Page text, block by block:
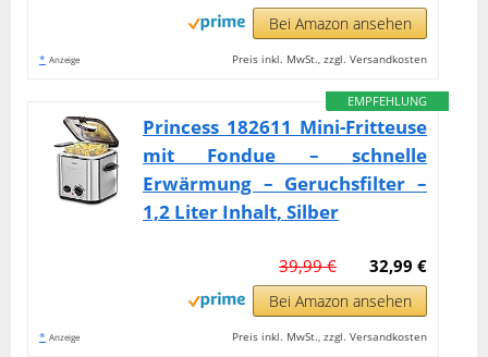
Bei Amazon ansehen
* Anzeige Preis inkl. MwSt., zzgl. Versandkosten
EMPFEHLUNG
Princess 182611 Mini-Fritteuse
mit Fondue – schnelle
Erwärmung – Geruchsfilter –
1,2 Liter Inhalt, Silber
32,99 €
39,99 €
Bei Amazon ansehen
* Anzeige Preis inkl. MwSt., zzgl. Versandkosten